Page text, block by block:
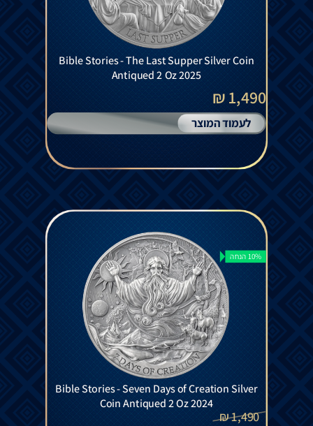
Bible Stories - The Last Supper Silver Coin
Antiqued 2 Oz 2025
1,490 ₪
לעמוד המוצר
10% הנחה
Bible Stories - Seven Days of Creation Silver
Coin Antiqued 2 Oz 2024
1,490
₪